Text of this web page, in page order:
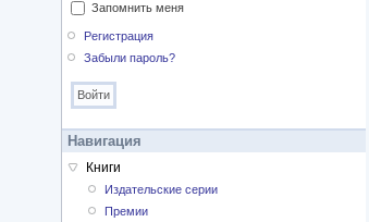
Запомнить меня
Регистрация
Забыли пароль?
Навигация
Книги
Издательские серии
Премии